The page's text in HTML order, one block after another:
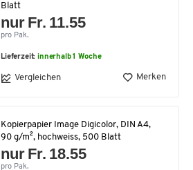
Blatt
nur Fr. 11.55
pro Pak.
Lieferzeit:innerhalb 1 Woche
Vergleichen Merken
Kopierpapier Image Digicolor, DIN A4,
90 g/m², hochweiss, 500 Blatt
nur Fr. 18.55
pro Pak.